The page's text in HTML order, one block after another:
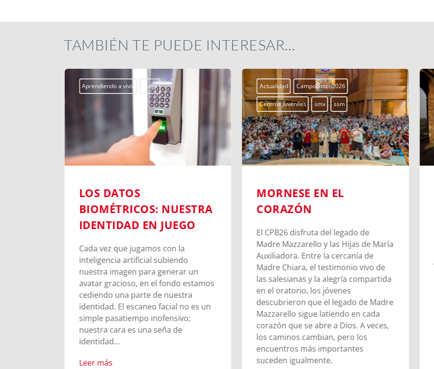
TAMBIÉN TE PUEDE INTERESAR…
Aprendiendo a vivir Blogs
LOS DATOS
BIOMÉTRICOS: NUESTRA
IDENTIDAD EN JUEGO
Cada vez que jugamos con la
inteligencia artificial subiendo
nuestra imagen para generar un
avatar gracioso, en el fondo estamos
cediendo una parte de nuestra
identidad. El escaneo facial no es un
simple pasatiempo inofensivo;
nuestra cara es una seña de
identidad...
Leer más
Actualidad Campobosco2026
Centros Juveniles smx ssm
MORNESE EN EL
CORAZÓN
El CPB26 disfruta del legado de
Madre Mazzarello y las Hijas de María
Auxiliadora. Entre la cercanía de
Madre Chiara, el testimonio vivo de
las salesianas y la alegría compartida
en el oratorio, los jóvenes
descubrieron que el legado de Madre
Mazzarello sigue latiendo en cada
corazón que se abre a Dios. A veces,
los caminos cambian, pero los
encuentros más importantes
suceden igualmente.